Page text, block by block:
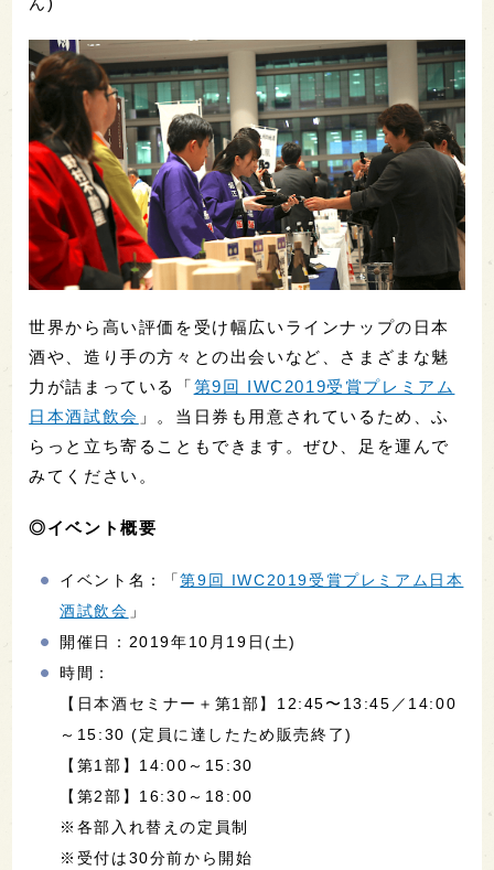
世界から高い評価を受け幅広いラインナップの日本
酒や、造り手の方々との出会いなど、さまざまな魅
力が詰まっている「第9回 IWC2019受賞プレミアム
日本酒試飲会 」。当日券も用意されているため、ふ
らっと立ち寄ることもできます。ぜひ、足を運んで
みてください。
◎イベント概要
イベント名：「第9回 IWC2019受賞プレミアム日本
酒試飲会 」
開催日：2019年10月19日(土)
時間：
【日本酒セミナー＋第1部】12:45〜13:45／14:00
～15:30 (定員に達したため販売終了)
【第1部】14:00～15:30
【第2部】16:30～18:00
※各部入れ替えの定員制
※受付は30分前から開始